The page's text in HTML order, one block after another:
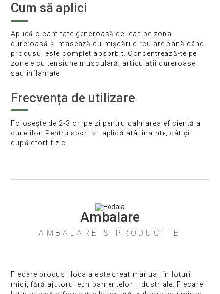
Cum să aplici
Aplică o cantitate generoasă de leac pe zona
dureroasă și masează cu mișcări circulare până când
produsul este complet absorbit. Concentrează-te pe
zonele cu tensiune musculară, articulații dureroase
sau inflamate.
Frecvența de utilizare
Folosește de 2-3 ori pe zi pentru calmarea eficientă a
durerilor. Pentru sportivi, aplică atât înainte, cât și
după efort fizic.
Ambalare
AMBALARE & PRODUCȚIE
Fiecare produs Hodaia este creat manual, în loturi
mici, fără ajutorul echipamentelor industriale. Fiecare